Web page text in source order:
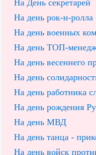
На День секретарей
На день рок-н-ролла
На день военных
На день ТОП-
На день весеннего
На день
На день работника
На день рождения
На день МВД
На день танца -
На день войск